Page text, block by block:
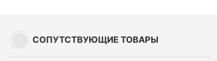
СОПУТСТВУЮЩИЕ ТОВАРЫ